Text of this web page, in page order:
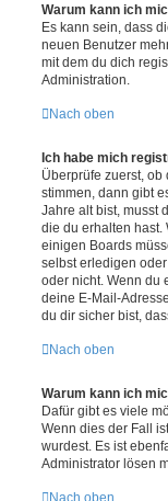
Warum kann ich
Es kann sein, dass
neuen Benutzer
mit dem du dich
Administration.
Nach oben
Ich habe mich
Überprüfe zuerst,
stimmen, dann gibt
Jahre alt bist, musst
die du erhalten hast.
einigen Boards
selbst erledigen
oder nicht. Wenn du
deine E-Mail-
du dir sicher bist,
Nach oben
Warum kann ich
Dafür gibt es viele
Wenn dies der Fall
wurdest. Es ist
Administrator lösen
Nach oben